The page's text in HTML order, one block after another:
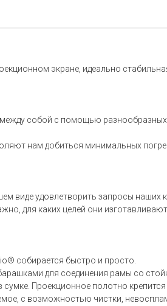
экране, идеально
собой с помощью разнообразных
нам добиться минимальных
виде удовлетворить запросы наших
для каких целей они
собирается быстро и просто.
для соединения рамы со
Проекционное полотно крепится
с возможностью чистки,